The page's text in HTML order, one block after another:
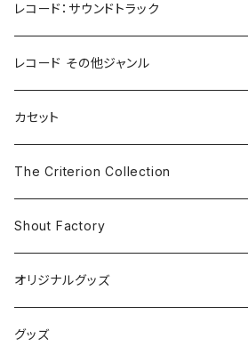
レコード：サウンドトラック
ホラー/スリラー
SF
ドラマ/ロマンス
アクション/クライム
コメディ
ファンタジー/アドベンチャー
レコード その他ジャンル
Rock & Pop
The Smiths
Iron and Wine
Classical
Electronic & Ambient
New Order
Jazz
カセット
The Criterion Collection
Shout Factory
オリジナルグッズ
コーヒー
グッズ